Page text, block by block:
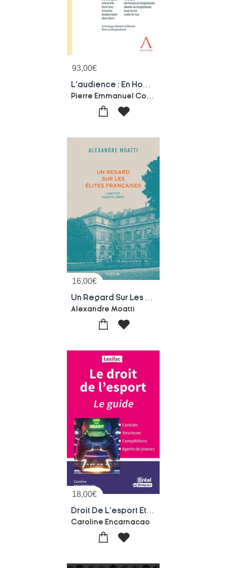
93,00€
16,00€
Alexandre Moatti
18,00€
Caroline Encarnacao